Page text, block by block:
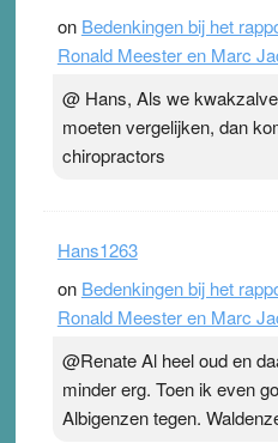
on Bedenkingen bij het
Ronald Meester en Marc
@ Hans, Als we
moeten vergelijken, dan
chiropractors
Hans1263
on Bedenkingen bij het
Ronald Meester en Marc
@Renate Al heel oud en
minder erg. Toen ik even
Albigenzen tegen.